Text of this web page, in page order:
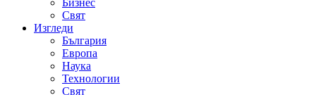
Бизнес
Свят
Изгледи
България
Европа
Наука
Технологии
Свят